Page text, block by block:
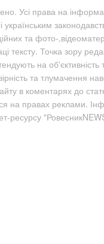
Усі права на
та фото-
тексту. Точка зору
на об'єктивність
та тлумачення
в коментарях до
на правах реклами.
ресурсу